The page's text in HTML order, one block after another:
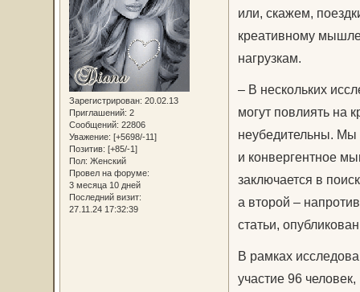
Зарегистрирован: 20.02.13
Приглашений: 2
Сообщений: 22806
Уважение: [+5698/-11]
Позитив: [+85/-1]
Пол: Женский
Провел на форуме:
3 месяца 10 дней
Последний визит:
27.11.24 17:32:39
или, скажем,
креативному
нагрузкам.
– В нескольких
могут повлиять на
неубедительны. Мы
и конвергентное
заключается в
а второй –
статьи,
В рамках
участие 96